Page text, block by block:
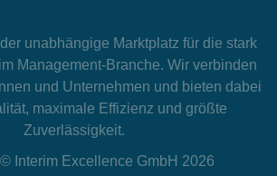
unabhängige Marktplatz für die stark
Management-Branche. Wir verbinden
und Unternehmen und bieten dabei
maximale Effizienz und größte
Zuverlässigkeit.
Interim Excellence GmbH 2026